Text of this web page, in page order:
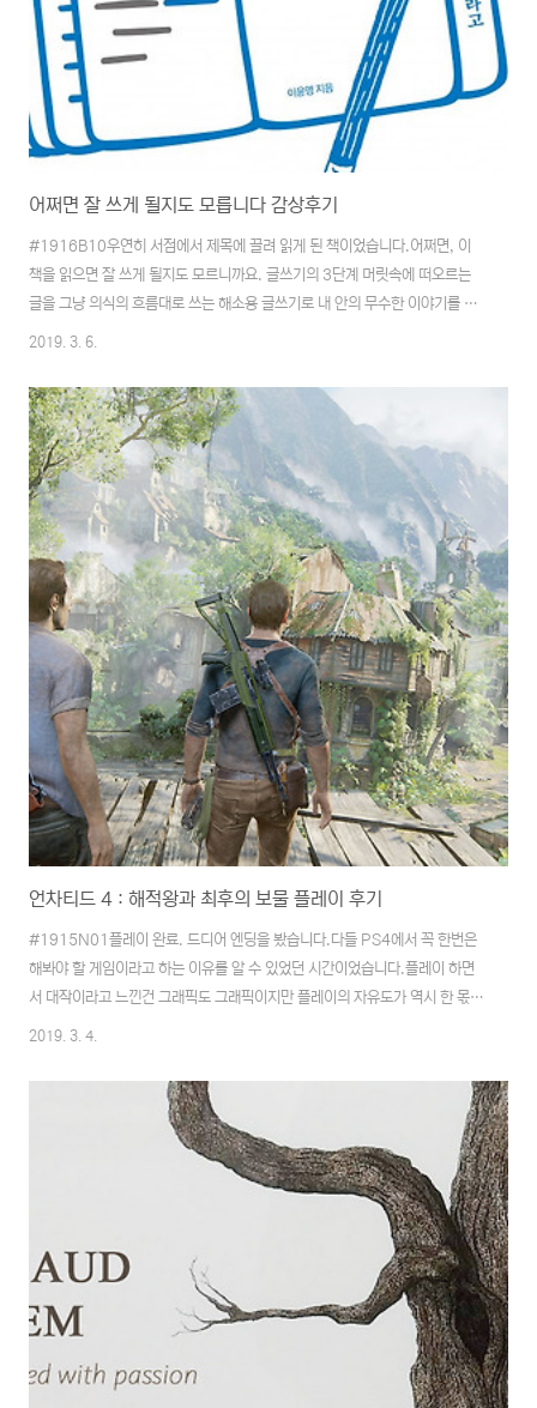
어쩌면 잘 쓰게 될지도 모릅니다 감상후기
#1916B10우연히 서점에서 제목에 끌려 읽게 된 책이었습니다.어쩌면, 이
책을 읽으면 잘 쓰게 될지도 모르니까요. 글쓰기의 3단계 머릿속에 떠오르는
글을 그냥 의식의 흐름대로 쓰는 해소용 글쓰기로 내 안의 무수한 이야기를 쏟
아내는 단계 - 일기하나의 주제나 키워드로 글을 쓰는 것(직장, 퇴사, 엄마, 가
쓰기를 계속하다 보면 자신만의 주제나 콘텐츠가 보인다.해당 주제나 키워드로
목차를 30개 이상 만들고 그에 따라 글을 쓰는 과정 - 책 쓰기 단계 이상의 3
단계를 거쳐야 비로소 자신만의 생각을 담은 글을 완성할 수 있다고 합니다. 그
리고 이 과정을 위해 무엇보다 오랫동안 꾸준하게 써야 한다는군요. 그게 무엇
이든, 역시 잘하기..
2019. 3. 6.
언차티드 4 : 해적왕과 최후의 보물 플레이 후기
#1915N01플레이 완료. 드디어 엔딩을 봤습니다.다들 PS4에서 꼭 한번은
해봐야 할 게임이라고 하는 이유를 알 수 있었던 시간이었습니다.플레이 하면
서 대작이라고 느낀건 그래픽도 그래픽이지만 플레이의 자유도가 역시 한 몫을
했던 것 같습니다. 줄타기를 하거나 떨어져 죽거나 할때 오금이 저리는 느낌을
을 보낸 것 같습니다.혹시나 아직도 해보지 않으셨다면 꼭! 해보시길 권합니다.
2019. 3. 4.